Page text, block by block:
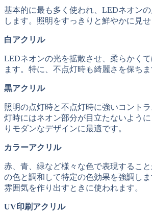
基本的に最も多く使われ、LEDネオン
します。照明をすっきりと鮮やかに見せ
白アクリル
LEDネオンの光を拡散させ、柔らかく
ます。特に、不点灯時も綺麗さを保ちま
黒アクリル
照明の点灯時と不点灯時に強いコント
灯時にはネオン部分が目立たないよう
りモダンなデザインに最適です。
カラーアクリル
赤、青、緑など様々な色で表現するこ
の色と調和して特定の色効果を強調し
雰囲気を作り出すときに使われます。
UV印刷アクリル